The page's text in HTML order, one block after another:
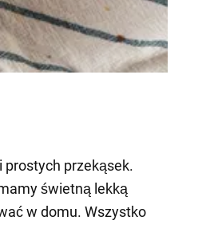
prostych przekąsek.
świetną lekką
w domu. Wszystko